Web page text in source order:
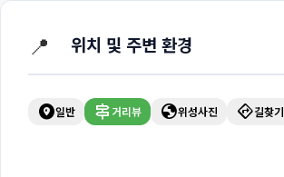
📍 위치 및 주변 환경
explore_nearby일반 signpost거리뷰 globe위성사진 directions길찾기